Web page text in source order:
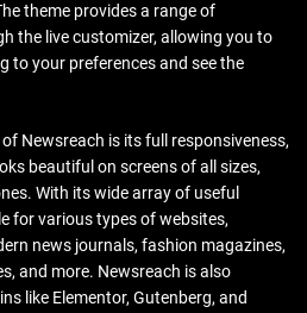
theme provides a range of
the live customizer, allowing you to
to your preferences and see the
Newsreach is its full responsiveness,
beautiful on screens of all sizes,
With its wide array of useful
for various types of websites,
news journals, fashion magazines,
and more. Newsreach is also
like Elementor, Gutenberg, and